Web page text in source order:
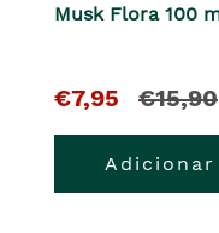
Musk Flora 100
O
pre�o
atual
€7,95
e
o
pre�o
€15,90
Adicionar